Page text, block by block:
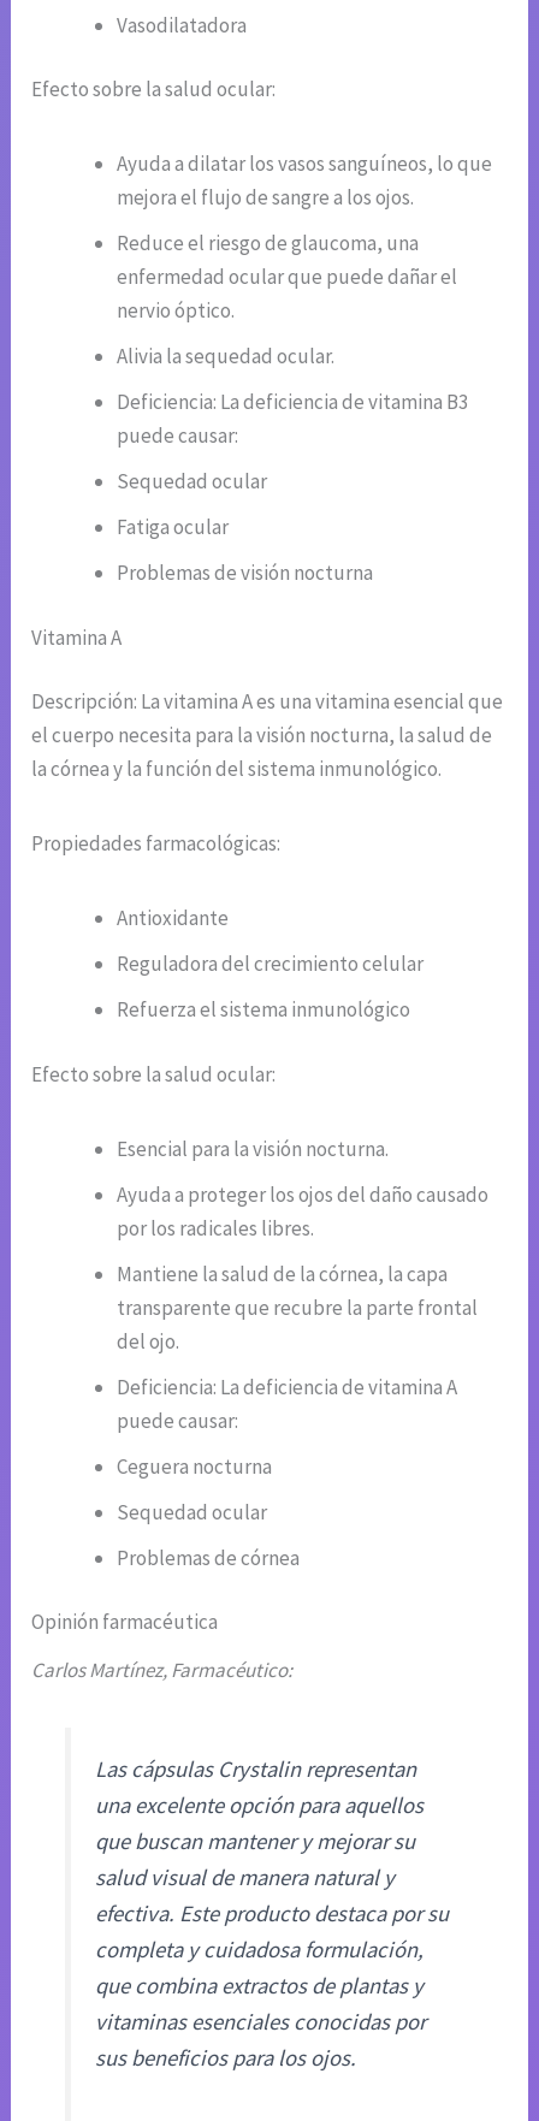
Vasodilatadora
Efecto sobre la salud ocular:
Ayuda a dilatar los vasos sanguíneos, lo que
mejora el flujo de sangre a los ojos.
Reduce el riesgo de glaucoma, una
enfermedad ocular que puede dañar el
nervio óptico.
Alivia la sequedad ocular.
Deficiencia: La deficiencia de vitamina B3
puede causar:
Sequedad ocular
Fatiga ocular
Problemas de visión nocturna
Vitamina A
Descripción: La vitamina A es una vitamina esencial que
el cuerpo necesita para la visión nocturna, la salud de
la córnea y la función del sistema inmunológico.
Propiedades farmacológicas:
Antioxidante
Reguladora del crecimiento celular
Refuerza el sistema inmunológico
Efecto sobre la salud ocular:
Esencial para la visión nocturna.
Ayuda a proteger los ojos del daño causado
por los radicales libres.
Mantiene la salud de la córnea, la capa
transparente que recubre la parte frontal
del ojo.
Deficiencia: La deficiencia de vitamina A
puede causar:
Ceguera nocturna
Sequedad ocular
Problemas de córnea
Opinión farmacéutica
Carlos Martínez, Farmacéutico:
Las cápsulas Crystalin representan
una excelente opción para aquellos
que buscan mantener y mejorar su
salud visual de manera natural y
efectiva. Este producto destaca por su
completa y cuidadosa formulación,
que combina extractos de plantas y
vitaminas esenciales conocidas por
sus beneficios para los ojos.